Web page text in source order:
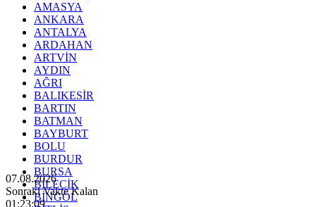
AMASYA
ANKARA
ANTALYA
ARDAHAN
ARTVİN
AYDIN
AĞRI
BALIKESİR
BARTIN
BATMAN
BAYBURT
BOLU
BURDUR
BURSA
BİLECİK
BİNGÖL
07.08.2026
Sonraki Vakte Kalan
01:23:08